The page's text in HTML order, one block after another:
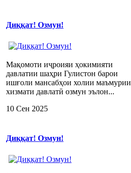
Диққат! Озмун!
Мақомоти иҷроияи ҳокимияти
давлатии шаҳри Гулистон барои
ишғоли мансабҳои холии маъмурии
хизмати давлатӣ озмун эълон...
10 Сен 2025
Диққат! Озмун!